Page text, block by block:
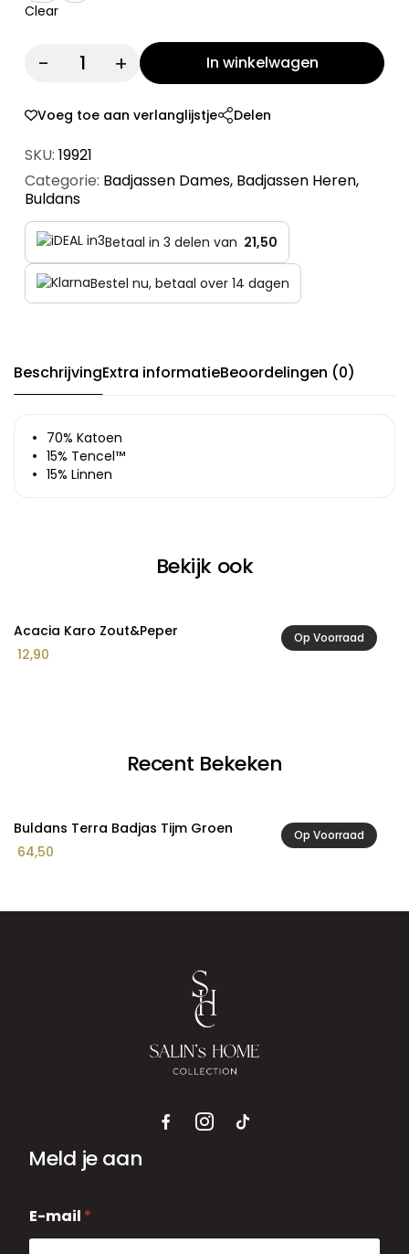
Clear
Quantity: In winkelwagen
Voeg toe aan verlanglijstje Delen
SKU: 19921
Categorie: Badjassen Dames, Badjassen Heren,
Buldans
Betaal in 3 delen van 21,50
Bestel nu, betaal over 14 dagen
BeschrijvingExtra informatieBeoordelingen (0)
70% Katoen
15% Tencel™
15% Linnen
Bekijk ook
Op Voorraad
Acacia Karo Zout&Peper
12,90
Recent Bekeken
Op Voorraad
Buldans Terra Badjas Tijm Groen
64,50
Meld je aan
-
m
E-mail *